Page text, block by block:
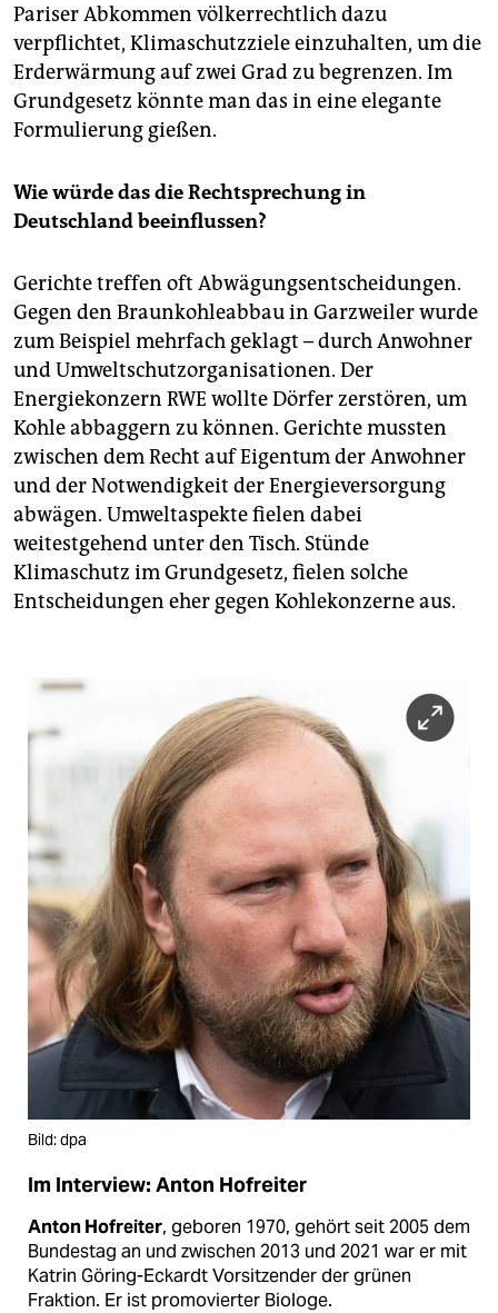
Pariser Abkommen völkerrechtlich dazu
verpflichtet, Klimaschutzziele einzuhalten, um die
Erderwärmung auf zwei Grad zu begrenzen. Im
Grundgesetz könnte man das in eine elegante
Formulierung gießen.
Wie würde das die Rechtsprechung in
Deutschland beeinflussen?
Gerichte treffen oft Abwägungsentscheidungen.
Gegen den Braunkohleabbau in Garzweiler wurde
zum Beispiel mehrfach geklagt – durch Anwohner
und Umweltschutzorganisationen. Der
Energiekonzern RWE wollte Dörfer zerstören, um
Kohle abbaggern zu können. Gerichte mussten
zwischen dem Recht auf Eigentum der Anwohner
und der Notwendigkeit der Energieversorgung
abwägen. Umweltaspekte fielen dabei
weitestgehend unter den Tisch. Stünde
Klimaschutz im Grundgesetz, fielen solche
Entscheidungen eher gegen Kohlekonzerne aus.
Bild: dpa
Im Interview: Anton Hofreiter
Anton Hofreiter, geboren 1970, gehört seit 2005 dem
Bundestag an und zwischen 2013 und 2021 war er mit
Katrin Göring-Eckardt Vorsitzender der grünen
Fraktion. Er ist promovierter Biologe.